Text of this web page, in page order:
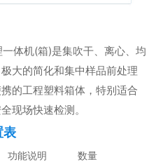
体机(箱)是集吹干、离心、均
大的简化和集中样品前处理
的工程塑料箱体，特别适合
现场快速检测。
表
功能说明           数量